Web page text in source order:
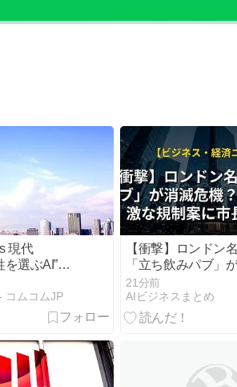
現代
を選ぶAI”は
タチコマ
安全技術
コムコムJP
【衝撃】ロンドン
「立ち飲みパブ」
危機？行政による過
規制案に市長が猛反
21分前
AIビジネスまとめ